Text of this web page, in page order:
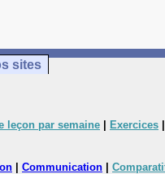
sites
leçon par semaine Exercices
Communication